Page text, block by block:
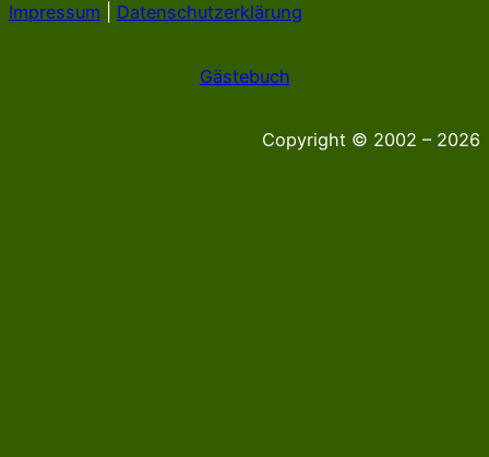
Impressum Datenschutzerklärung
Gästebuch
Copyright © 2002 – 2026